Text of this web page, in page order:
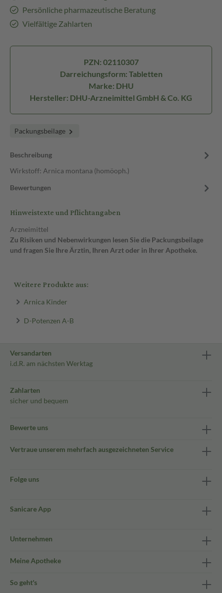
Persönliche pharmazeutische Beratung
Vielfältige Zahlarten
PZN: 02110307
Darreichungsform: Tabletten
Marke: DHU
Hersteller: DHU-Arzneimittel GmbH & Co. KG
Packungsbeilage
Beschreibung
Wirkstoff: Arnica montana (homöoph.)
Bewertungen
Hinweistexte und Pflichtangaben
Arzneimittel
Zu Risiken und Nebenwirkungen lesen Sie die Packungsbeilage
und fragen Sie Ihre Ärztin, Ihren Arzt oder in Ihrer Apotheke.
Weitere Produkte aus:
Arnica Kinder
D-Potenzen A-B
Versandarten
i.d.R. am nächsten Werktag
Zahlarten
sicher und bequem
Bewerte uns
Vertraue unserem mehrfach ausgezeichneten Service
Folge uns
Sanicare App
Unternehmen
Meine Apotheke
So geht's